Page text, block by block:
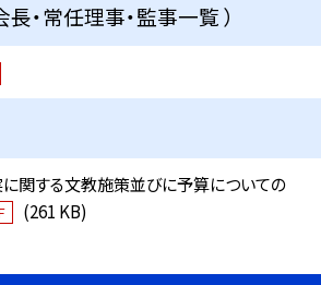
・常任理事・監事一覧 ）
関する文教施策並びに予算についての
(261 KB)